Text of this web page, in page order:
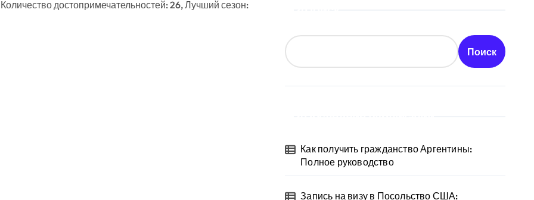
достопримечательностей: 26, Лучший сезон:
Поиск
Как получить гражданство Аргентины:
Полное руководство
Запись на визу в Посольство США: